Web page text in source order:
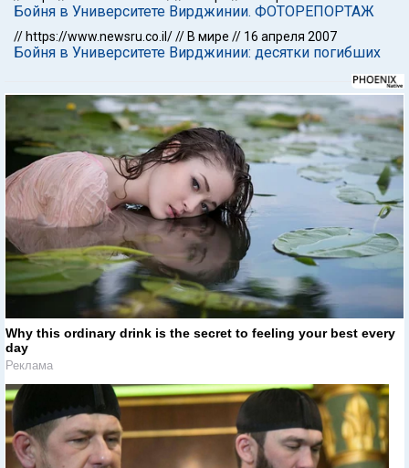
Бойня в Университете Вирджинии. ФОТОРЕПОРТАЖ
// https://www.newsru.co.il/// В мире // 16 апреля 2007
Бойня в Университете Вирджинии: десятки погибших
Why this ordinary drink is the secret to feeling your best every
day
Реклама